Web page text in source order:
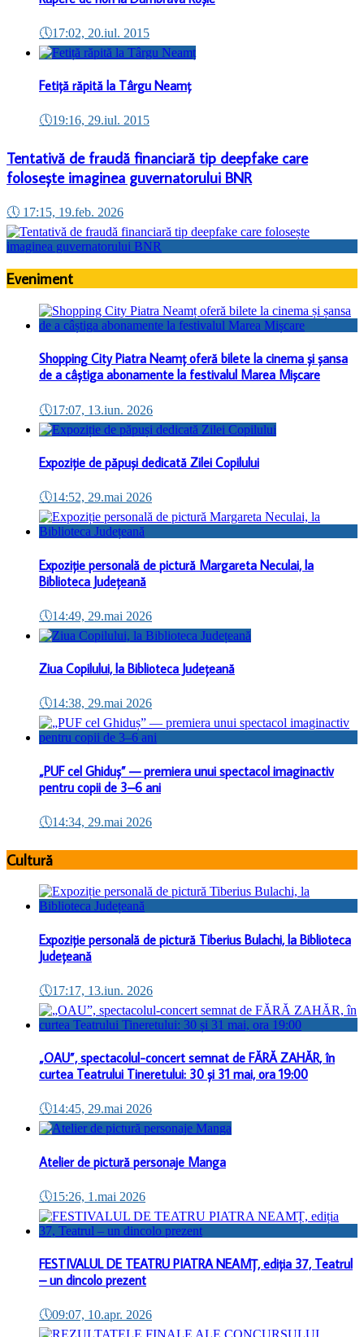
🕔17:02, 20.iul. 2015
Fetiță răpită la Târgu Neamț
🕔19:16, 29.iul. 2015
Tentativă de fraudă financiară tip deepfake care
folosește imaginea guvernatorului BNR
🕔 17:15, 19.feb. 2026
Eveniment
Shopping City Piatra Neamț oferă bilete la cinema și șansa
de a câștiga abonamente la festivalul Marea Mișcare
🕔17:07, 13.iun. 2026
Expoziție de păpuși dedicată Zilei Copilului
🕔14:52, 29.mai 2026
Expoziție personală de pictură Margareta Neculai, la
Biblioteca Județeană
🕔14:49, 29.mai 2026
Ziua Copilului, la Biblioteca Județeană
🕔14:38, 29.mai 2026
„PUF cel Ghiduș” — premiera unui spectacol imaginactiv
pentru copii de 3–6 ani
🕔14:34, 29.mai 2026
Cultură
Expoziție personală de pictură Tiberius Bulachi, la Biblioteca
Județeană
🕔17:17, 13.iun. 2026
„OAU”, spectacolul-concert semnat de FĂRĂ ZAHĂR, în
curtea Teatrului Tineretului: 30 și 31 mai, ora 19:00
🕔14:45, 29.mai 2026
Atelier de pictură personaje Manga
🕔15:26, 1.mai 2026
FESTIVALUL DE TEATRU PIATRA NEAMȚ, ediția 37, Teatrul
– un dincolo prezent
🕔09:07, 10.apr. 2026